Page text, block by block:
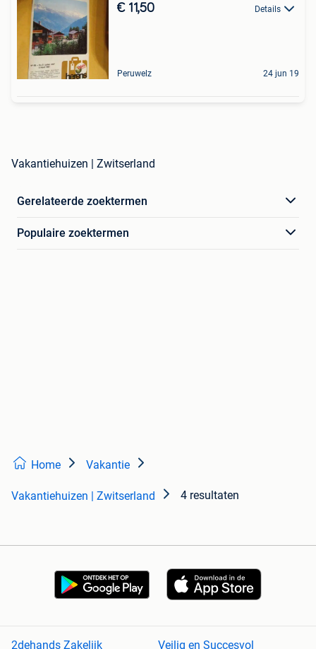
€ 11,50 Details
Peruwelz 24 jun 19
Vakantiehuizen | Zwitserland
Gerelateerde zoektermen
Populaire zoektermen
Home Vakantie
Vakantiehuizen | Zwitserland 4 resultaten
2dehands Zakelijk Veilig en Succesvol